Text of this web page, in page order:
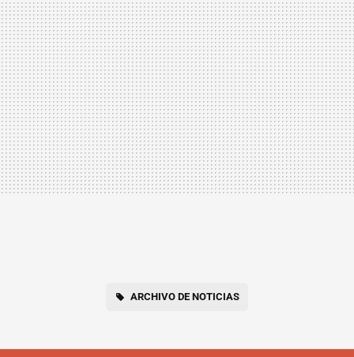
ARCHIVO DE NOTICIAS